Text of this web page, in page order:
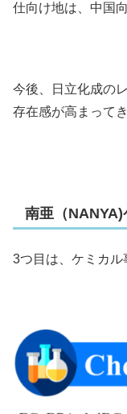
仕向け地は、中国
今後、日立化成の
存在感が高まって
南亜（
3つ目は、ケミカル